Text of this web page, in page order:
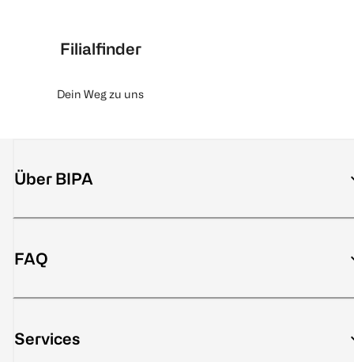
Filialfinder
Dein Weg zu uns
Über BIPA
FAQ
Services